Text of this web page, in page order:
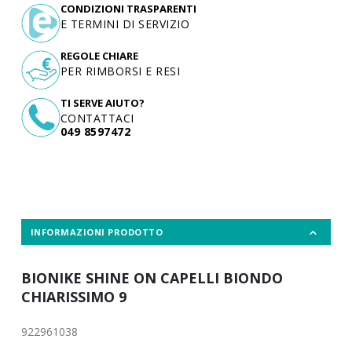
TI SERVE AIUTO?
CONTATTACI
049 8597472
CONDIZIONI TRASPARENTI
E TERMINI DI SERVIZIO
REGOLE CHIARE
PER RIMBORSI E RESI
INFORMAZIONI PRODOTTO
BIONIKE SHINE ON CAPELLI BIONDO
CHIARISSIMO 9
922961038